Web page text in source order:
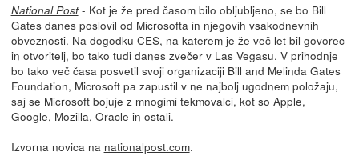
National Post- Kot je že pred časom bilo obljubljeno, se bo Bill
Gates danes poslovil od Microsofta in njegovih vsakodnevnih
obveznosti. Na dogodku CES, na katerem je že več let bil govorec
in otvoritelj, bo tako tudi danes zvečer v Las Vegasu. V prihodnje
bo tako več časa posvetil svoji organizaciji Bill and Melinda Gates
Foundation, Microsoft pa zapustil v ne najbolj ugodnem položaju,
saj se Microsoft bojuje z mnogimi tekmovalci, kot so Apple,
Google, Mozilla, Oracle in ostali.
Izvorna novica na nationalpost.com.